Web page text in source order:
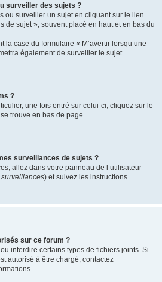
surveiller des sujets ?
ou surveiller un sujet en cliquant sur le lien
de sujet », souvent placé en haut et en bas du
la case du formulaire « M’avertir lorsqu’une
également de surveiller le sujet.
?
une fois entré sur celui-ci, cliquez sur le
trouve en bas de page.
surveillances de sujets ?
allez dans votre panneau de l’utilisateur
) et suivez les instructions.
sur ce forum ?
interdire certains types de fichiers joints. Si
autorisé à être chargé, contactez